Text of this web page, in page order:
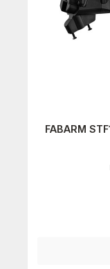
FABARM